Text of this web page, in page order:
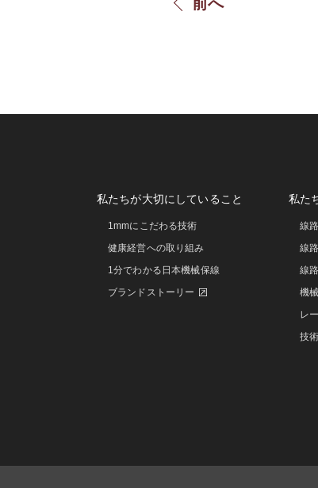
私たちが大切にしていること
1mmにこだわる技術
健康経営への取り組み
1分でわかる日本機械保線
ブランドストーリー
私た
線
線
線
機
レ
技